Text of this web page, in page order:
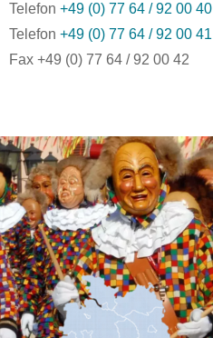
Telefon +49 (0) 77 64 / 92 00 40
Telefon +49 (0) 77 64 / 92 00 41
Fax +49 (0) 77 64 / 92 00 42